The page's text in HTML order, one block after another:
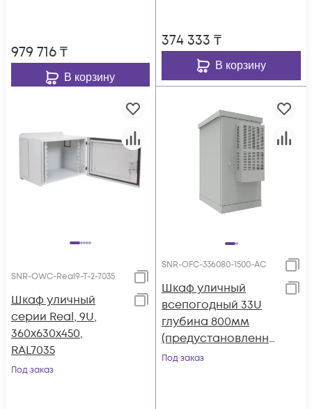
979 716₸
В корзину
374 333 ₸
В корзину
SNR-OWC-Real9-T-2-7035
Шкаф уличный
серии Real, 9U,
360х630х450,
RAL7035
Под заказ
SNR-OFC-336080-1500-АС
Шкаф уличный
всепогодный 33U
глубина 800мм
(предустановленны
й кондиционер
Под заказ